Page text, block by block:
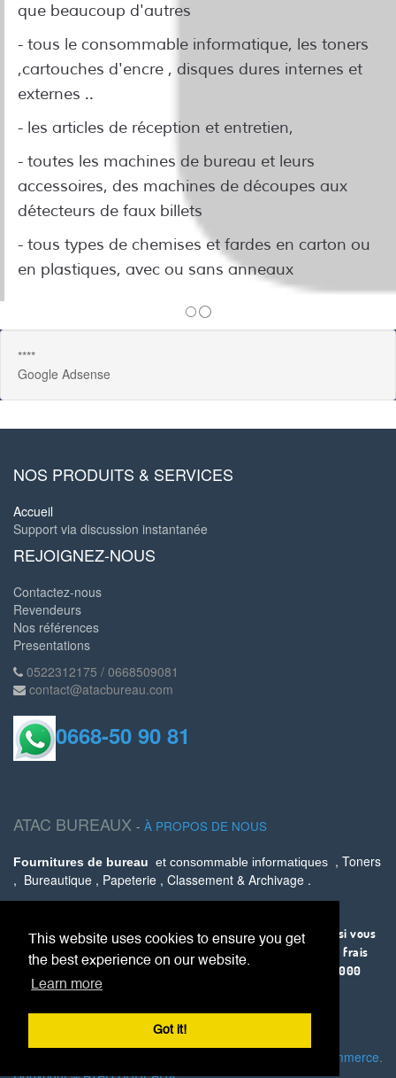
This website uses cookies to ensure you get
the best experience on our website.
Learn more
Got it!
que beaucoup d'autres
- tous le consommable informatique, les toners
,cartouches d'encre , disques dures internes et
externes ..
- les articles de réception et entretien,
- toutes les machines de bureau et leurs
accessoires, des machines de découpes aux
détecteurs de faux billets
- tous types de chemises et fardes en carton ou
en plastiques, avec ou sans anneaux
****
Google Adsense
NOS PRODUITS & SERVICES
Accueil
Support via discussion instantanée
REJOIGNEZ-NOUS
Contactez-nous
Revendeurs
Nos références
Presentations
0522312175 / 0668509081
contact@atacbureau.com
0668-50 90 81
ATAC BUREAUX - À PROPOS DE NOUS
Fournitures de bureau et consommable informatiques , Toners
, Bureautique , Papeterie , Classement & Archivage .
Livraison partout au Maroc via AMANA .
La livraison est offerte sur Casablanca à partir de 500 Dhs, si vous
êtes sur une autre ville, ce service vous coûtera 30 Dhs tout frais
compris ou 0 DH si vous avez un panier supérieur ou égal à 1000
Dhs.
Open Source eCommerce.
Copyright ©ATAC BUREAUX